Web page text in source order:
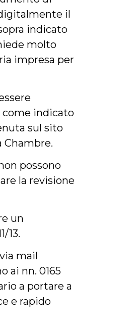
il
indicato
molto
impresa per
indicato
sul sito
possono
la revisione
un
13.
mail
ai nn. 0165
a portare a
e rapido